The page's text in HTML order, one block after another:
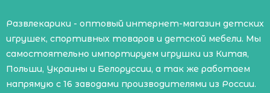
Развлекарики - оптовый интернет-магазин детских
игрушек, спортивных товаров и детской мебели. Мы
самостоятельно импортируем игрушки из Китая,
Польши, Украины и Белоруссии, а так же работаем
напрямую с 16 заводами производителями из России.